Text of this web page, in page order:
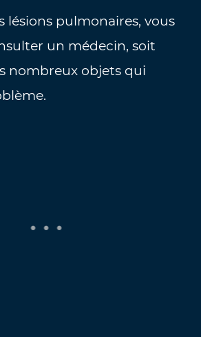
lésions pulmonaires, vous
un médecin, soit
nombreux objets qui